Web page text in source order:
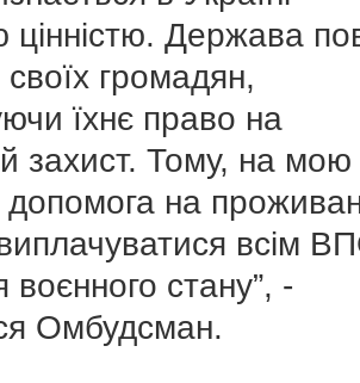
Держава
громадян,
їхнє право на
захист. Тому, на мою
на
всім
воєнного стану”, -
Омбудсман.